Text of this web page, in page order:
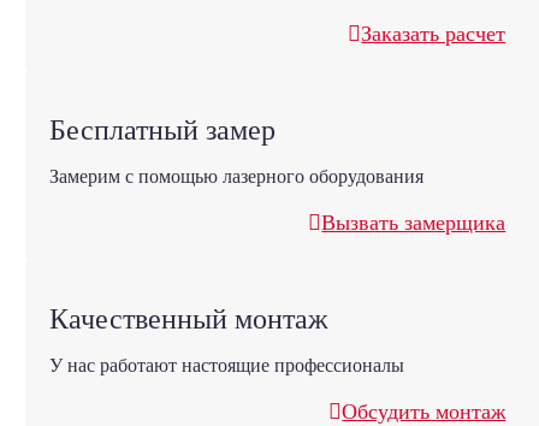
Заказать расчет
Бесплатный замер
Замерим с помощью лазерного оборудования
Вызвать замерщика
Качественный монтаж
У нас работают настоящие профессионалы
Обсудить монтаж